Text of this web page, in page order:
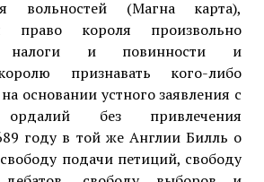
вольностей (Магна карта),
право короля произвольно
налоги и повинности и
признавать кого-либо
основании устного заявления с
ордалий без привлечения
году в той же Англии Билль о
подачи петиций, свободу